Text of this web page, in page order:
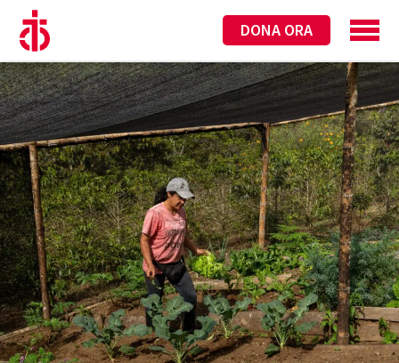
DONA ORA